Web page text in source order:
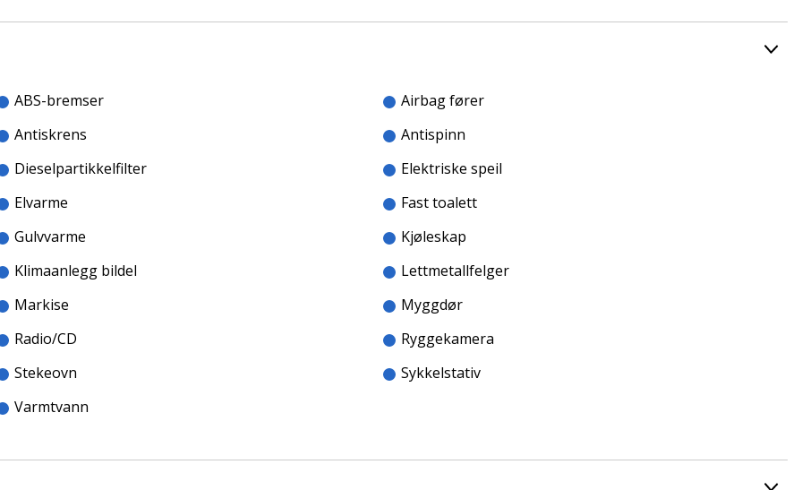
ABS-bremser
Airbag fører
Antiskrens
Antispinn
Dieselpartikkelfilter
Elektriske speil
Elvarme
Fast toalett
Gulvvarme
Kjøleskap
Klimaanlegg bildel
Lettmetallfelger
Markise
Myggdør
Radio/CD
Ryggekamera
Stekeovn
Sykkelstativ
Varmtvann